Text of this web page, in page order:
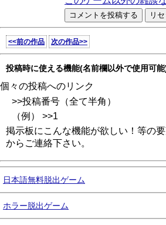
<<前の作品 次の作品>>
投稿時に使える機能(名前欄以外で使用可能
個々の投稿へのリンク
>>投稿番号（全て半角）
（例） >>1
掲示板にこんな機能が欲しい！等の
からご連絡下さい。
日本語無料脱出ゲーム
ホラー脱出ゲーム